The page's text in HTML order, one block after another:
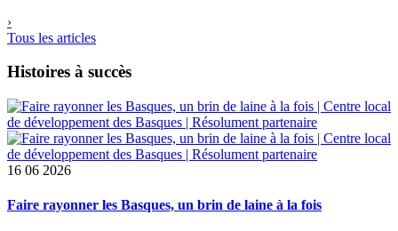
›
Tous les articles
Histoires à succès
16 06 2026
Faire rayonner les Basques, un brin de laine à la fois